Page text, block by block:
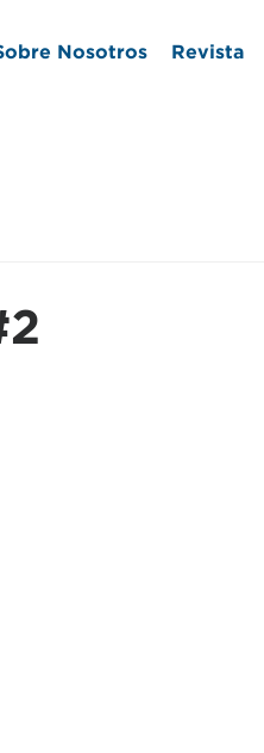
Nosotros Revista